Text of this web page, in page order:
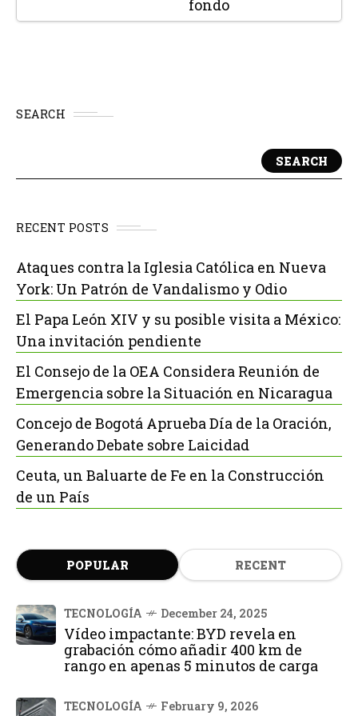
fondo
SEARCH
SEARCH
RECENT POSTS
Ataques contra la Iglesia Católica en Nueva
York: Un Patrón de Vandalismo y Odio
El Papa León XIV y su posible visita a México:
Una invitación pendiente
El Consejo de la OEA Considera Reunión de
Emergencia sobre la Situación en Nicaragua
Concejo de Bogotá Aprueba Día de la Oración,
Generando Debate sobre Laicidad
Ceuta, un Baluarte de Fe en la Construcción
de un País
POPULAR RECENT
TECNOLOGÍA December 24, 2025
Vídeo impactante: BYD revela en
grabación cómo añadir 400 km de
rango en apenas 5 minutos de carga
TECNOLOGÍA February 9, 2026